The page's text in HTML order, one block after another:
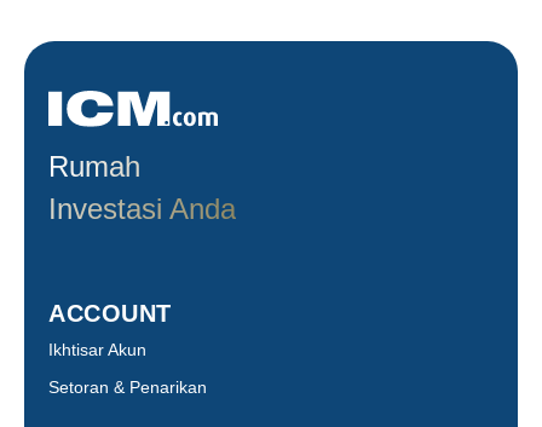
Rumah
Investasi Anda
ACCOUNT
Ikhtisar Akun
Setoran & Penarikan